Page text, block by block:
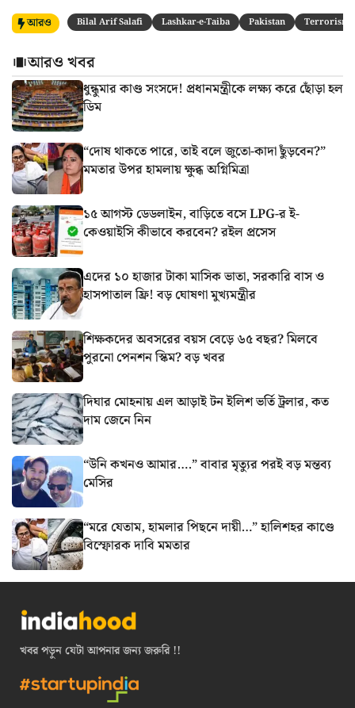
আরও Bilal Arif Salafi Lashkar-e-Taiba Pakistan Terrorism
আরও খবর
ধুন্ধুমার কাণ্ড সংসদে! প্রধানমন্ত্রীকে লক্ষ্য করে ছোঁড়া হল
ডিম
“দোষ থাকতে পারে, তাই বলে জুতো-কাদা ছুঁড়বেন?”
মমতার উপর হামলায় ক্ষুব্ধ অগ্নিমিত্রা
১৫ আগস্ট ডেডলাইন, বাড়িতে বসে LPG-র ই-
কেওয়াইসি কীভাবে করবেন? রইল প্রসেস
এদের ১০ হাজার টাকা মাসিক ভাতা, সরকারি বাস ও
হাসপাতাল ফ্রি! বড় ঘোষণা মুখ্যমন্ত্রীর
শিক্ষকদের অবসরের বয়স বেড়ে ৬৫ বছর? মিলবে
পুরনো পেনশন স্কিম? বড় খবর
দিঘার মোহনায় এল আড়াই টন ইলিশ ভর্তি ট্রলার, কত
দাম জেনে নিন
“উনি কখনও আমার….” বাবার মৃত্যুর পরই বড় মন্তব্য
মেসির
“মরে যেতাম, হামলার পিছনে দায়ী…” হালিশহর কাণ্ডে
বিস্ফোরক দাবি মমতার
খবর পড়ুন যেটা আপনার জন্য জরুরি !!